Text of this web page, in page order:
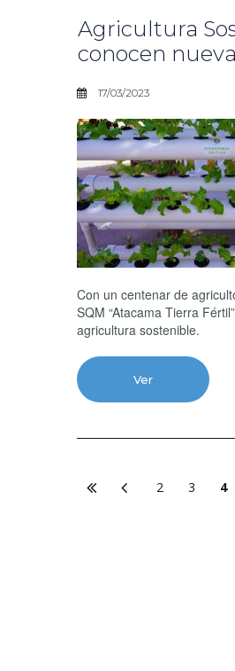
Agricultura
conocen
17/03/2023
Con un centenar de
SQM “Atacama Tierra
agricultura sostenible.
Ver
2 3 4